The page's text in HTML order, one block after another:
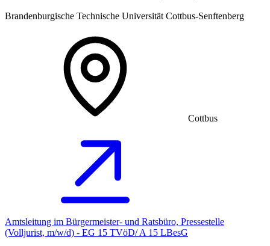
Brandenburgische Technische Universität Cottbus-Senftenberg
Cottbus
Amtsleitung im Bürgermeister- und Ratsbüro, Pressestelle
(Volljurist, m/w/d) - EG 15 TVöD/ A 15 LBesG